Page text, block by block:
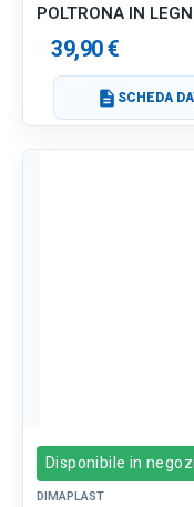
POLTRONA IN
39,90 €
description SCHEDA
Disponibile in
DIMAPLAST